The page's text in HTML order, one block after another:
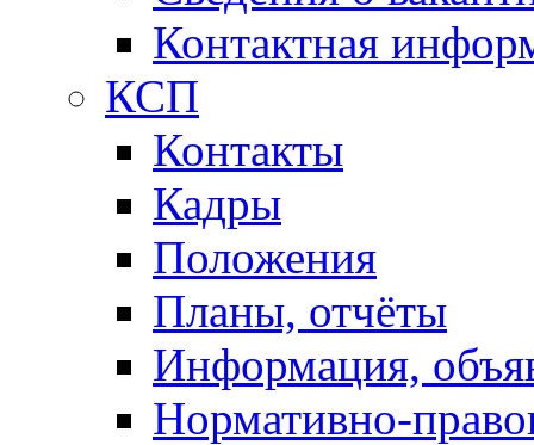
Контактная
КСП
Контакты
Кадры
Положения
Планы, отчёты
Информация,
Нормативно-